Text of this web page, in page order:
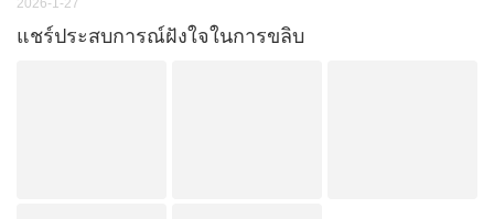
แชร์ประสบการณ์ฝังใจในการขลิบ